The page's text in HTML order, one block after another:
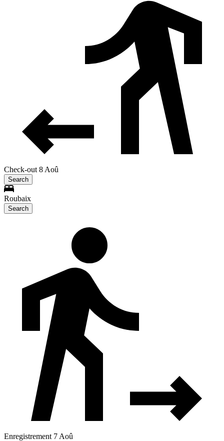
Check-out 8 Aoû
Search
Roubaix
Search
Enregistrement 7 Aoû